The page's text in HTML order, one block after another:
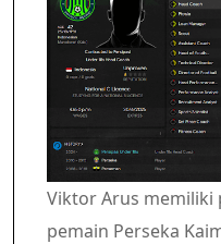
Viktor Arus memiliki
pemain Perseka